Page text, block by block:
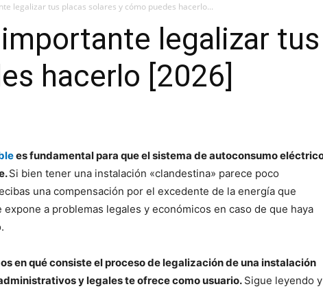
legalizar tus placas solares y cómo puedes hacerlo...
legalizar
hacerlo [2026]
es fundamental para que el sistema de autoconsumo
Si bien tener una instalación «clandestina» parece poco
una compensación por el excedente de la energía que
a problemas legales y económicos en caso de que haya
en qué consiste el proceso de legalización de una instalación
y legales te ofrece como usuario. Sigue leyendo y